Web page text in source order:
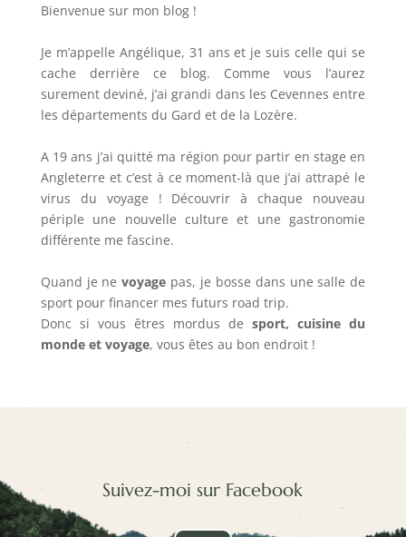
Bienvenue sur mon blog !
Je m’appelle Angélique, 31 ans et je suis celle qui se
cache derrière ce blog. Comme vous l’aurez
surement deviné, j’ai grandi dans les Cevennes entre
les départements du Gard et de la Lozère.
A 19 ans j’ai quitté ma région pour partir en stage en
Angleterre et c’est à ce moment-là que j’ai attrapé le
virus du voyage ! Découvrir à chaque nouveau
périple une nouvelle culture et une gastronomie
différente me fascine.
Quand je nevoyage pas, je bosse dans une salle de
sport pour financer mes futurs road trip.
Donc si vous êtres mordus desport, cuisine du
monde et voyage, vous êtes au bon endroit !
Suivez-moi sur Facebook